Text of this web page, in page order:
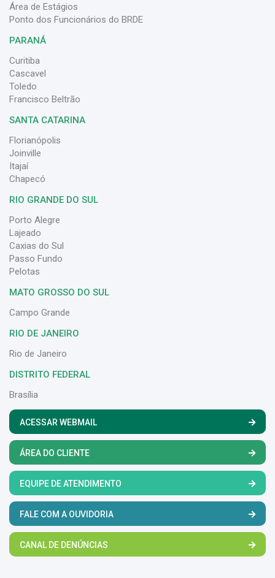
Área de Estágios
Ponto dos Funcionários do BRDE
PARANÁ
Curitiba
Cascavel
Toledo
Francisco Beltrão
SANTA CATARINA
Florianópolis
Joinville
Itajaí
Chapecó
RIO GRANDE DO SUL
Porto Alegre
Lajeado
Caxias do Sul
Passo Fundo
Pelotas
MATO GROSSO DO SUL
Campo Grande
RIO DE JANEIRO
Rio de Janeiro
DISTRITO FEDERAL
Brasília
ACESSAR WEBMAIL
ÁREA DO CLIENTE
EQUIPE DE ATENDIMENTO
FALE COM A OUVIDORIA
CANAL DE DENÚNCIAS